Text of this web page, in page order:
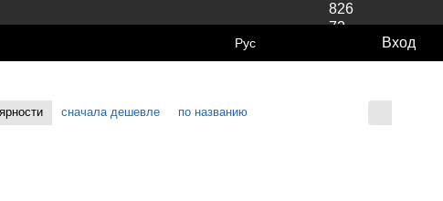
826
72
Рус Вход
сначала дешевле по названию